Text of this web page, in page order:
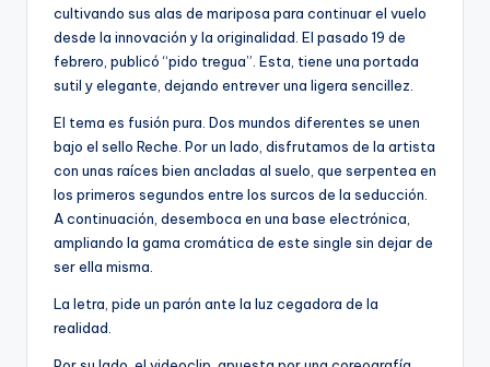
cultivando sus alas de mariposa para continuar el vuelo
desde la innovación y la originalidad. El pasado 19 de
febrero, publicó “pido tregua”. Esta, tiene una portada
sutil y elegante, dejando entrever una ligera sencillez.
El tema es fusión pura. Dos mundos diferentes se unen
bajo el sello Reche. Por un lado, disfrutamos de la artista
con unas raíces bien ancladas al suelo, que serpentea en
los primeros segundos entre los surcos de la seducción.
A continuación, desemboca en una base electrónica,
ampliando la gama cromática de este single sin dejar de
ser ella misma.
La letra, pide un parón ante la luz cegadora de la
realidad.